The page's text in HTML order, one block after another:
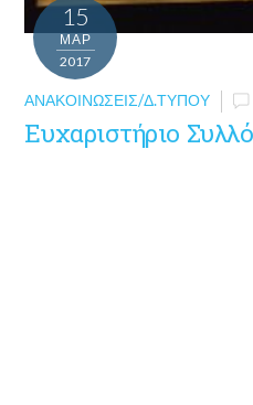
15
ΜΑΡ
2017
ΑΝΑΚΟΙΝΏΣΕΙΣ/Δ.ΤΎΠΟΥ
Ευχαριστήριο